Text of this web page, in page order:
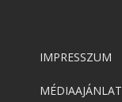
IMPRESSZUM
MÉDIAAJÁNLAT